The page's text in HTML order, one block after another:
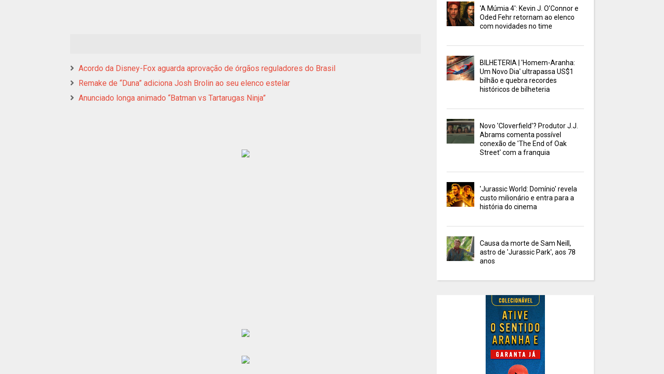
Acordo da Disney-Fox aguarda aprovação de órgãos reguladores do Brasil
Remake de “Duna” adiciona Josh Brolin ao seu elenco estelar
Anunciado longa animado “Batman vs Tartarugas Ninja”
'A Múmia 4': Kevin J. O’Connor e
Oded Fehr retornam ao elenco
com novidades no time
BILHETERIA | 'Homem-Aranha:
Um Novo Dia' ultrapassa US$1
bilhão e quebra recordes
históricos de bilheteria
Novo 'Cloverfield'? Produtor J.J.
Abrams comenta possível
conexão de 'The End of Oak
Street' com a franquia
'Jurassic World: Domínio' revela
custo milionário e entra para a
história do cinema
Causa da morte de Sam Neill,
astro de 'Jurassic Park', aos 78
anos